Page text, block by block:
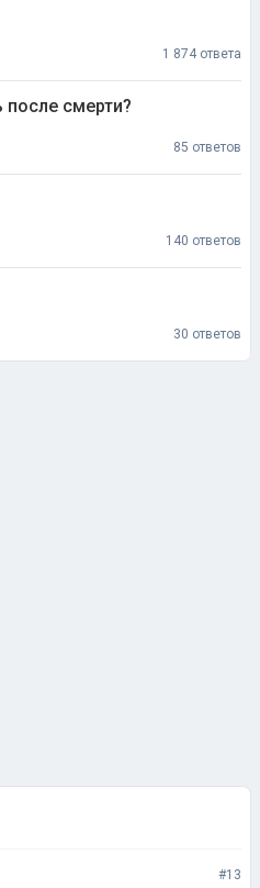
1 874 ответа
после смерти?
85 ответов
140 ответов
30 ответов
#13